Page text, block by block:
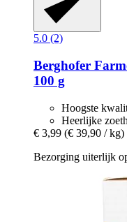
5.0 (2)
Berghofer
100 g
Hoogste
Heerlijke
€ 3,99 (€ 39,90 / kg)
Bezorging uiterlijk